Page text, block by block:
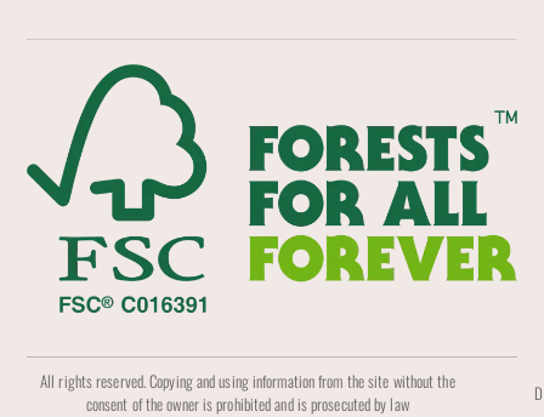
All rights reserved. Copying and using information from the site without the
consent of the owner is prohibited and is prosecuted by law